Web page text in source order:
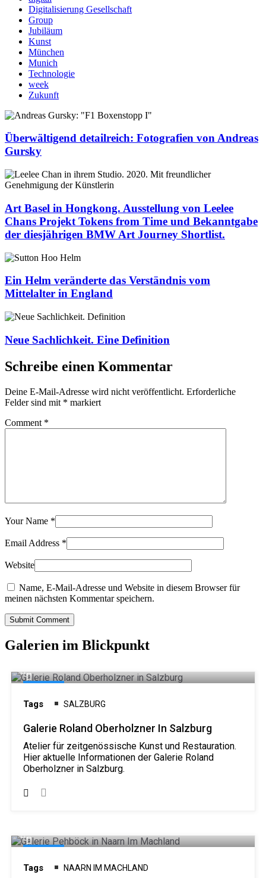
Digitalisierung Gesellschaft
Group
Jubiläum
Kunst
München
Munich
Technologie
week
Zukunft
Überwältigend detailreich: Fotografien von Andreas
Gursky
Art Basel in Hongkong. Ausstellung von Leelee
Chans Projekt Tokens from Time und Bekanntgabe
der diesjährigen BMW Art Journey Shortlist.
Ein Helm veränderte das Verständnis vom
Mittelalter in England
Neue Sachlichkeit. Eine Definition
Schreibe einen Kommentar
Deine E-Mail-Adresse wird nicht veröffentlicht. Erforderliche
Felder sind mit * markiert
Comment *
Your Name *
Email Address *
Website
Name, E-Mail-Adresse und Website in diesem Browser für
meinen nächsten Kommentar speichern.
Submit Comment
Galerien im Blickpunkt
Tags SALZBURG
Galerie Roland Oberholzner In Salzburg
Atelier für zeitgenössische Kunst und Restauration.
Hier aktuelle Informationen der Galerie Roland
Oberholzner in Salzburg.
Tags NAARN IM MACHLAND